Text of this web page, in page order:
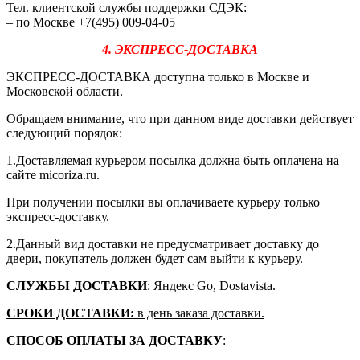
Тел. клиентской службы поддержки СДЭК:
– по Москве +7(495) 009-04-05
4. ЭКСПРЕСС-ДОСТАВКА
ЭКСПРЕСС-ДОСТАВКА доступна только в Москве и
Московской области.
Обращаем внимание, что при данном виде доставки действует
следующий порядок:
1.Доставляемая курьером посылка должна быть оплачена на
сайте micoriza.ru.
При получении посылки вы оплачиваете курьеру только
экспресс-доставку.
2.Данный вид доставки не предусматривает доставку до
двери, покупатель должен будет сам выйти к курьеру.
СЛУЖБЫ ДОСТАВКИ: Яндекс Go, Dostavista.
СРОКИ ДОСТАВКИ: в день заказа доставки.
СПОСОБ ОПЛАТЫ ЗА ДОСТАВКУ: